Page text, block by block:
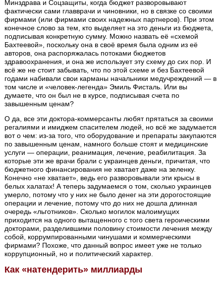
Минздрава и Соцзащиты, когда бюджет разворовывают
фактически сами главврачи и чиновники, но в связке со своими
фирмами (или фирмами своих надежных партнеров). При этом
конечное слово за тем, кто выделяет на это деньги из бюджета,
подписывая конкретную сумму. Можно назвать её «схемой
Бахтеевой», поскольку она в своё время была одним из её
авторов, она распоряжалась потоками бюджетов
здравоохранения, и она же использует эту схему до сих пор. И
всё же не стоит забывать, что по этой схеме и без Бахтеевой
годами набивали свои карманы начальники медучреждений — в
том числе и «человек-легенда» Эмиль Фисталь. Или вы
думаете, что он был не в курсе, подписывая счета по
завышенным ценам?
О да, все эти доктора-коммерсанты любят прятаться за своими
регалиями и имиджем спасителем людей, но всё же задумается
вот о чем: из-за того, что оборудование и препараты закупаются
по завышенным ценам, намного больше стоят и медицинские
услуги — операции, реанимация, лечение, реабилитация. За
которые эти же врачи брали с украинцев деньги, причитая, что
бюджетного финансирования не хватает даже на зеленку.
Конечно «не хватает», ведь его разворовывали эти крысы в
белых халатах! А теперь задумаемся о том, сколько украинцев
умерло, потому что у них не было денег на эти дорогостоящие
операции и лечение, потому что до них не дошла длинная
очередь «льготников». Сколько могилок малоимущих
приходится на одного вытащенного с того света героическими
докторами, разделившими половину стоимости лечения между
собой, коррумпированными чинушами и коммерческими
фирмами? Похоже, что данный вопрос имеет уже не только
коррупционный, но и политический характер.
Как «натендерить» миллиарды